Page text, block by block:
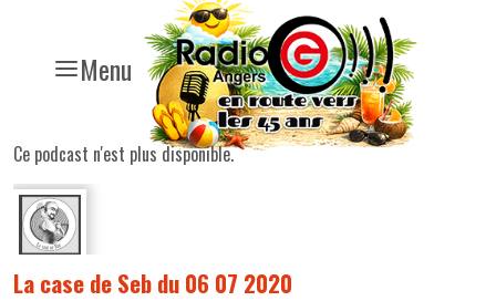
Menu
Ce podcast n'est plus disponible.
La case de Seb du 06 07 2020